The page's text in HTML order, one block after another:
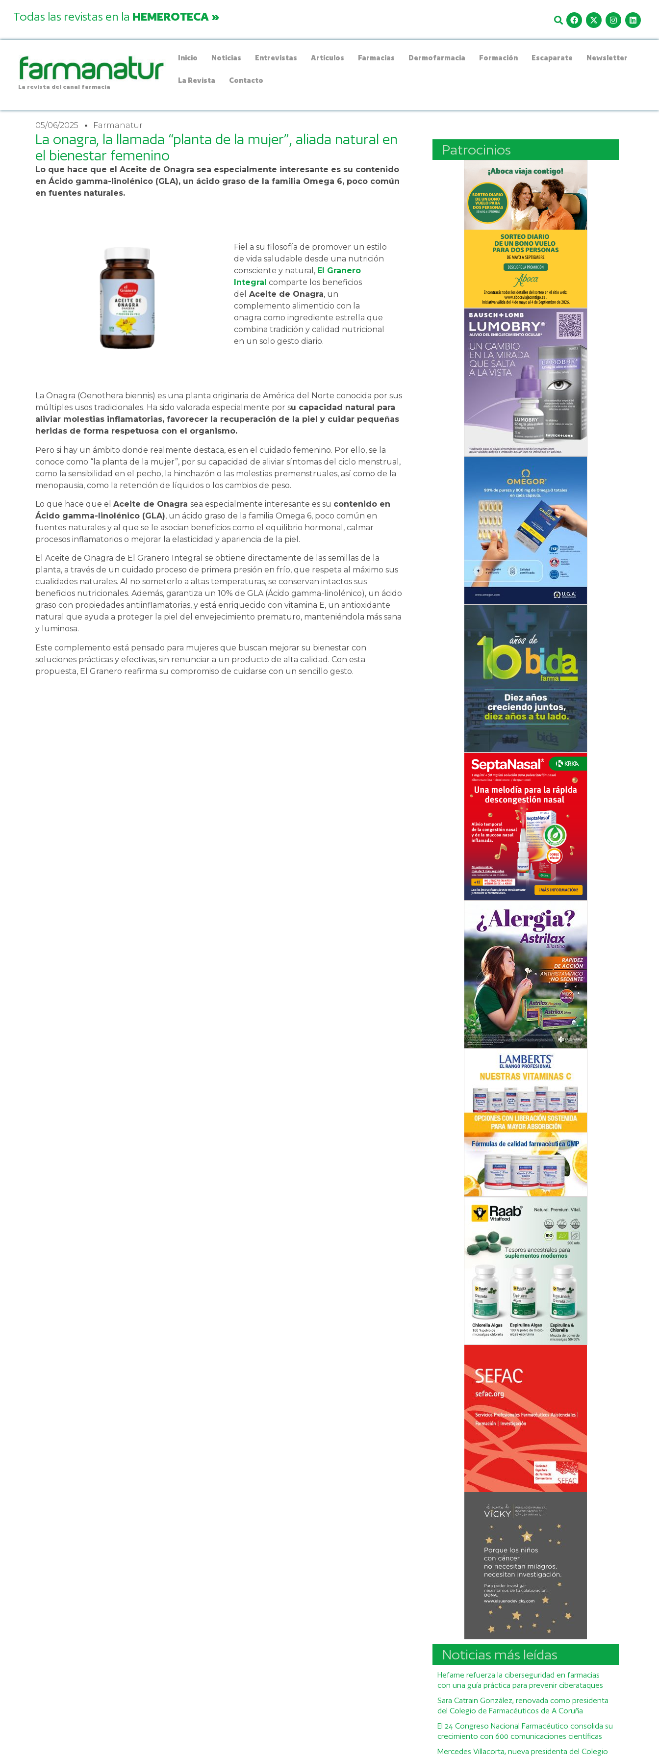
Todas las revistas en la HEMEROTECA »
La revista del canal farmacia
Inicio Noticias Entrevistas Artículos Farmacias Dermofarmacia Formación Escaparate Newsletter
La Revista Contacto
05/06/2025 Farmanatur
La onagra, la llamada “planta de la mujer”, aliada natural en
el bienestar femenino
Lo que hace que el Aceite de Onagra sea especialmente interesante es su contenido
en Ácido gamma-linolénico (GLA), un ácido graso de la familia Omega 6, poco común
en fuentes naturales.
Fiel a su filosofía de promover un estilo
de vida saludable desde una nutrición
consciente y natural, El Granero
Integral comparte los beneficios
del Aceite de Onagra, un
complemento alimenticio con la
onagra como ingrediente estrella que
combina tradición y calidad nutricional
en un solo gesto diario.
La Onagra (Oenothera biennis) es una planta originaria de América del Norte conocida por sus
múltiples usos tradicionales. Ha sido valorada especialmente por su capacidad natural para
aliviar molestias inflamatorias, favorecer la recuperación de la piel y cuidar pequeñas
heridas de forma respetuosa con el organismo.
Pero si hay un ámbito donde realmente destaca, es en el cuidado femenino. Por ello, se la
conoce como “la planta de la mujer”, por su capacidad de aliviar síntomas del ciclo menstrual,
como la sensibilidad en el pecho, la hinchazón o las molestias premenstruales, así como de la
menopausia, como la retención de líquidos o los cambios de peso.
Lo que hace que el Aceite de Onagra sea especialmente interesante es su contenido en
Ácido gamma-linolénico (GLA), un ácido graso de la familia Omega 6, poco común en
fuentes naturales y al que se le asocian beneficios como el equilibrio hormonal, calmar
procesos inflamatorios o mejorar la elasticidad y apariencia de la piel.
El Aceite de Onagra de El Granero Integral se obtiene directamente de las semillas de la
planta, a través de un cuidado proceso de primera presión en frío, que respeta al máximo sus
cualidades naturales. Al no someterlo a altas temperaturas, se conservan intactos sus
beneficios nutricionales. Además, garantiza un 10% de GLA (Ácido gamma-linolénico), un ácido
graso con propiedades antiinflamatorias, y está enriquecido con vitamina E, un antioxidante
natural que ayuda a proteger la piel del envejecimiento prematuro, manteniéndola más sana
y luminosa.
Este complemento está pensado para mujeres que buscan mejorar su bienestar con
soluciones prácticas y efectivas, sin renunciar a un producto de alta calidad. Con esta
propuesta, El Granero reafirma su compromiso de cuidarse con un sencillo gesto.
Patrocinios
Noticias más leídas
Hefame refuerza la ciberseguridad en farmacias
con una guía práctica para prevenir ciberataques
Sara Catrain González, renovada como presidenta
del Colegio de Farmacéuticos de A Coruña
El 24 Congreso Nacional Farmacéutico consolida su
crecimiento con 600 comunicaciones científicas
Mercedes Villacorta, nueva presidenta del Colegio